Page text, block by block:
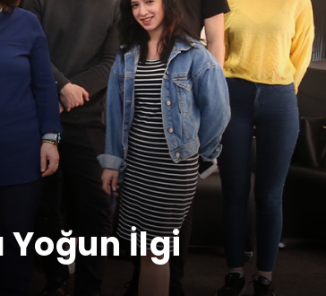
Yoğun İlgi